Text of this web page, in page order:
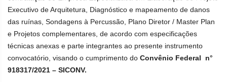
Executivo de Arquitetura, Diagnóstico e mapeamento de danos
das ruínas, Sondagens à Percussão, Plano Diretor / Master Plan
e Projetos complementares, de acordo com especificações
técnicas anexas e parte integrantes ao presente instrumento
convocatório, visando o cumprimento do Convênio Federal n°
918317/2021 – SICONV.